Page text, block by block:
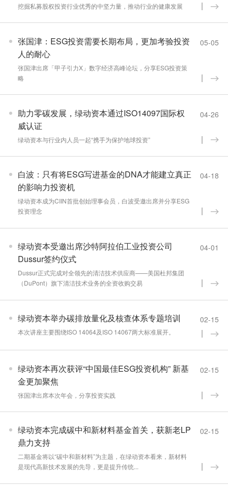
挖掘私募股权投资行业优秀的中坚力量，推动行业的健康发展
张国津：ESG投资需要长期布局，更加考验投资
人的耐心
张国津出席「甲子引力X」数字经济高峰论坛，分享ESG投资策
略
05-05
助力零碳发展，绿动资本通过ISO14097国际权
威认证
绿动资本与行业内人员一起“携手为保护地球投资”
04-26
白波：只有将ESG写进基金的DNA才能建立真正
的影响力投资机
绿动资本成为CIIN首批创始理事会员，白波受邀出席并分享ESG
投资理念
04-18
绿动资本受邀出席沙特阿拉伯工业投资公司
Dussur签约仪式
Dussur正式完成对全领先的清洁技术供应商——美国杜邦集团
（DuPont）旗下清洁技术业务的全资收购交易
04-01
绿动资本举办碳排放量化及核查体系专题培训
本次讲座主要围绕ISO 14064及ISO 14067两大标准展开。
02-15
绿动资本再次获评“中国最佳ESG投资机构” 新基
金更加聚焦
张国津出席本次年会，分享投资实践
02-15
绿动资本完成碳中和新材料基金首关，获新老LP
鼎力支持
二期基金将以“碳中和新材料”为主题，在绿动资本看来，新材料
是现代高新技术发展的先导，更是提升传统...
02-15